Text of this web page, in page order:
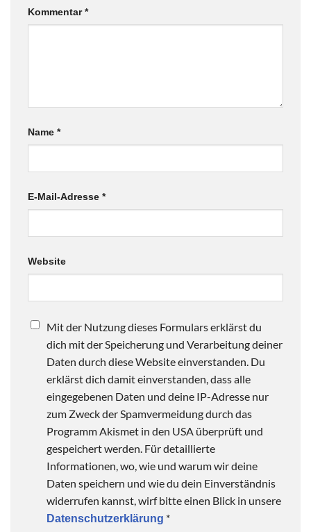
Kommentar*
Name *
E-Mail-Adresse *
Website
Mit der Nutzung dieses Formulars erklärst du
dich mit der Speicherung und Verarbeitung deiner
Daten durch diese Website einverstanden. Du
erklärst dich damit einverstanden, dass alle
eingegebenen Daten und deine IP-Adresse nur
zum Zweck der Spamvermeidung durch das
Programm Akismet in den USA überprüft und
gespeichert werden. Für detaillierte
Informationen, wo, wie und warum wir deine
Daten speichern und wie du dein Einverständnis
widerrufen kannst, wirf bitte einen Blick in unsere
Datenschutzerklärung *